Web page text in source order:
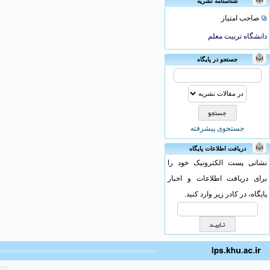
صاحب امتیاز
دانشگاه تربیت معلم
جستجو در پایگاه
جستجوی پیشرفته
دریافت اطلاعات پایگاه
نشانی پست الکترونیک خود را
برای دریافت اطلاعات و اخبار
پایگاه، در کادر زیر وارد کنید.